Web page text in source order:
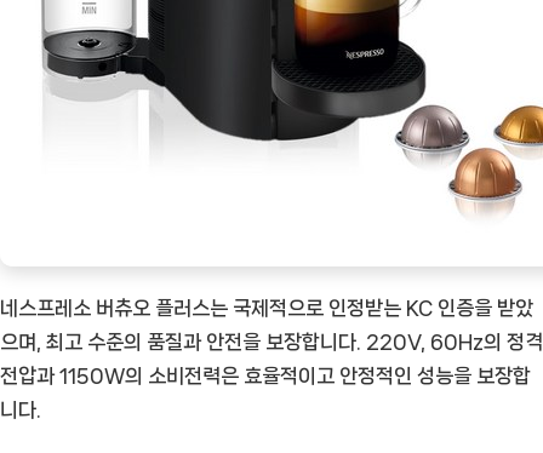
네스프레소 버츄오 플러스는 국제적으로 인정받는 KC 인증을 받았
으며, 최고 수준의 품질과 안전을 보장합니다. 220V, 60Hz의 정격
전압과 1150W의 소비전력은 효율적이고 안정적인 성능을 보장합
니다.